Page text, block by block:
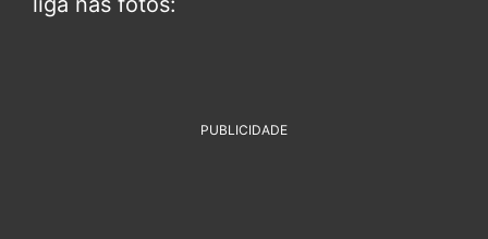
PUBLICIDADE